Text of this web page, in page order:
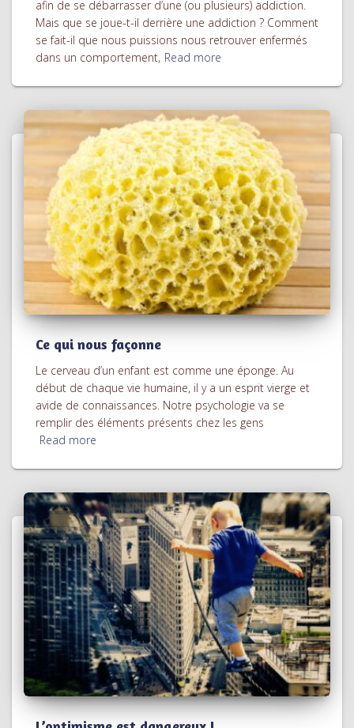
afin de se débarrasser d’une (ou plusieurs) addiction.
Mais que se joue-t-il derrière une addiction ? Comment
se fait-il que nous puissions nous retrouver enfermés
dans un comportement, Read more
Ce qui nous façonne
Le cerveau d’un enfant est comme une éponge. Au
début de chaque vie humaine, il y a un esprit vierge et
avide de connaissances. Notre psychologie va se
remplir des éléments présents chez les gens
Read more